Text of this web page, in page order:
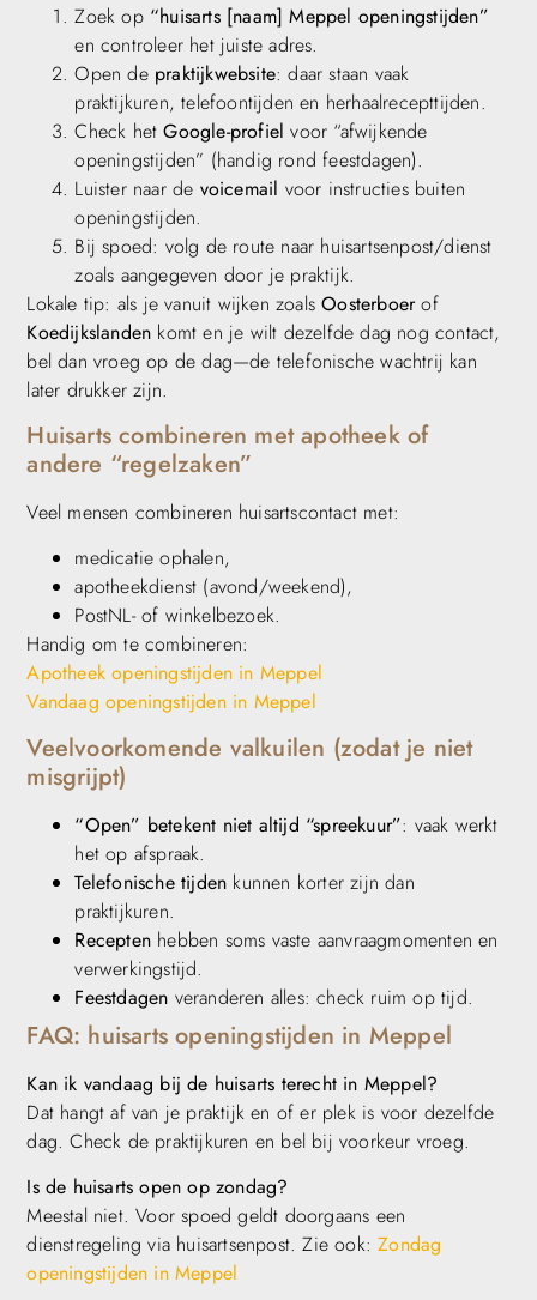
Zoek op “huisarts [naam] Meppel openingstijden”
en controleer het juiste adres.
Open de praktijkwebsite: daar staan vaak
praktijkuren, telefoontijden en herhaalrecepttijden.
Check hetGoogle-profiel voor “afwijkende
openingstijden” (handig rond feestdagen).
Luister naar de voicemail voor instructies buiten
openingstijden.
Bij spoed: volg de route naar huisartsenpost/dienst
zoals aangegeven door je praktijk.
Lokale tip: als je vanuit wijken zoalsOosterboerof
Koedijkslanden komt en je wilt dezelfde dag nog contact,
bel dan vroeg op de dag—de telefonische wachtrij kan
later drukker zijn.
Huisarts combineren met apotheek of
andere “regelzaken”
Veel mensen combineren huisartscontact met:
medicatie ophalen,
apotheekdienst (avond/weekend),
PostNL- of winkelbezoek.
Handig om te combineren:
Apotheek openingstijden in Meppel
Vandaag openingstijden in Meppel
Veelvoorkomende valkuilen (zodat je niet
misgrijpt)
“Open” betekent niet altijd “spreekuur”: vaak werkt
het op afspraak.
Telefonische tijden kunnen korter zijn dan
praktijkuren.
Recepten hebben soms vaste aanvraagmomenten en
verwerkingstijd.
Feestdagen veranderen alles: check ruim op tijd.
FAQ: huisarts openingstijden in Meppel
Kan ik vandaag bij de huisarts terecht in Meppel?
Dat hangt af van je praktijk en of er plek is voor dezelfde
dag. Check de praktijkuren en bel bij voorkeur vroeg.
Is de huisarts open op zondag?
Meestal niet. Voor spoed geldt doorgaans een
dienstregeling via huisartsenpost. Zie ook:Zondag
openingstijden in Meppel